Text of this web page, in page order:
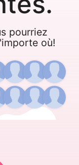
pourriez
où!